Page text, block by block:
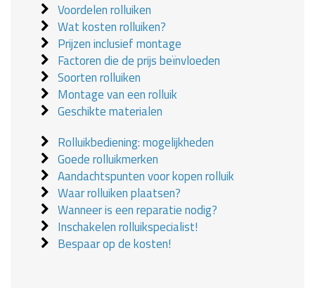
Voordelen rolluiken
Wat kosten rolluiken?
Prijzen inclusief montage
Factoren die de prijs beïnvloeden
Soorten rolluiken
Montage van een rolluik
Geschikte materialen
Rolluikbediening: mogelijkheden
Goede rolluikmerken
Aandachtspunten voor kopen rolluik
Waar rolluiken plaatsen?
Wanneer is een reparatie nodig?
Inschakelen rolluikspecialist!
Bespaar op de kosten!